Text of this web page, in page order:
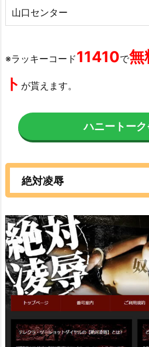
山口センター
※ラッキーコード11410で無
ト が貰えます。
ハニートーク
絶対凌辱